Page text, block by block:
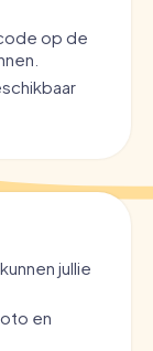
op de
jullie
en